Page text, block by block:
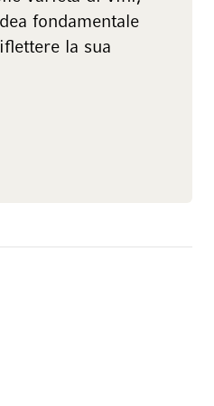
fondamentale
la sua